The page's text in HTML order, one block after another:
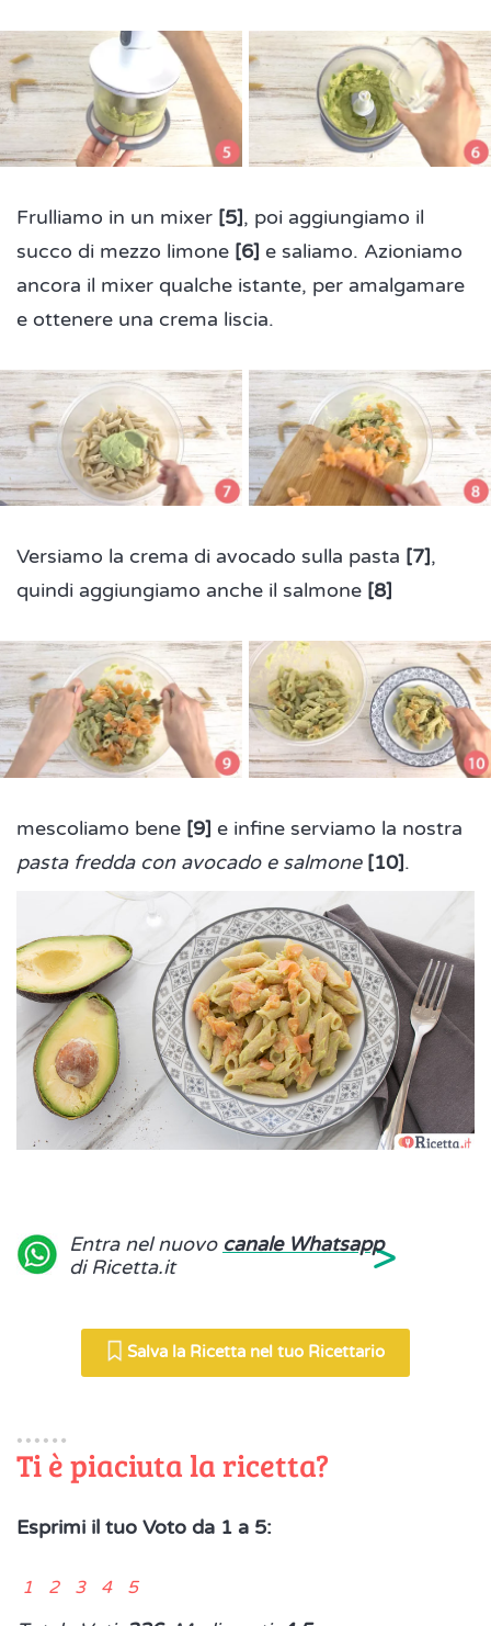
Frulliamo in un mixer [5], poi aggiungiamo il
succo di mezzo limone [6] e saliamo. Azioniamo
ancora il mixer qualche istante, per amalgamare
e ottenere una crema liscia.
Versiamo la crema di avocado sulla pasta [7],
quindi aggiungiamo anche il salmone [8]
mescoliamo bene [9] e infine serviamo la nostra
pasta fredda con avocado e salmone [10].
Entra nel nuovo canale Whatsapp
di Ricetta.it
>
Salva la Ricetta nel tuo Ricettario
Ti è piaciuta la ricetta?
Esprimi il tuo Voto da 1 a 5:
1 2 3 4 5